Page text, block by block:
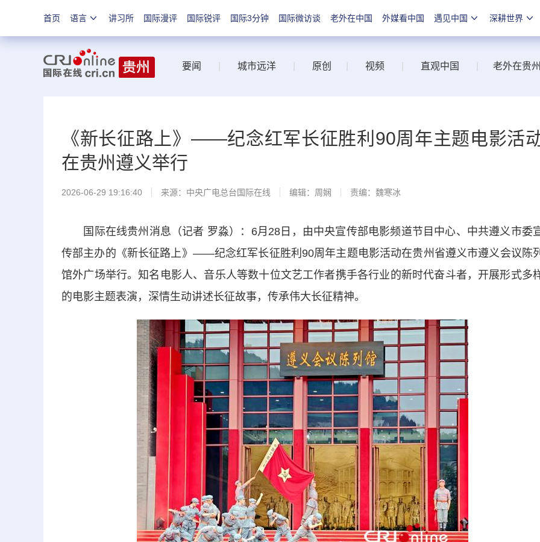
首页 语言 讲习所 国际漫评 国际锐评 国际3分钟 国际微访谈 老外在中国 外媒看中国 遇见中国 深耕世界
要闻 城市远洋 原创 视频 直观中国 老外在贵州
《新长征路上》——纪念红军长征胜利90周年主题电影活
在贵州遵义举行
2026-06-29 19:16:40 来源：中央广电总台国际在线 编辑：周娴 责编：魏寒冰
国际在线贵州消息（记者 罗淼）：6月28日，由中央宣传部电影频道节目中心、中共遵义市委
传部主办的《新长征路上》——纪念红军长征胜利90周年主题电影活动在贵州省遵义市遵义会议陈列
馆外广场举行。知名电影人、音乐人等数十位文艺工作者携手各行业的新时代奋斗者，开展形式多
的电影主题表演，深情生动讲述长征故事，传承伟大长征精神。